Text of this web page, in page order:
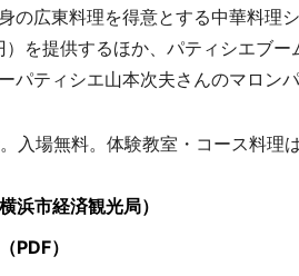
の広東料理を得意とする中華料理
を提供するほか、パティシエブ
パティシエ山本次夫さんのマロン
入場無料。体験教室・コース料理は
浜市経済観光局）
PDF）